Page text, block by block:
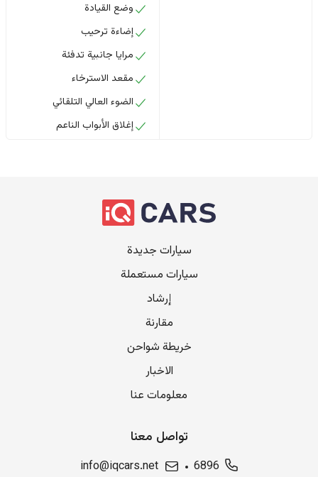
وضع القيادة
إضاءة ترحيب
مرايا جانبية تدفئة
مقعد الاسترخاء
الضوء العالي التلقائي
إغلاق الأبواب الناعم
سيارات جديدة
سيارات مستعملة
إرشاد
مقارنة
خريطة شواحن
الاخبار
معلومات عنا
تواصل معنا
6896
info@iqcars.net